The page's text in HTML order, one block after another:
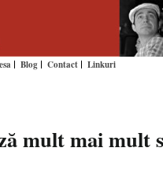
Blog Contact Linkuri
mult mai mult